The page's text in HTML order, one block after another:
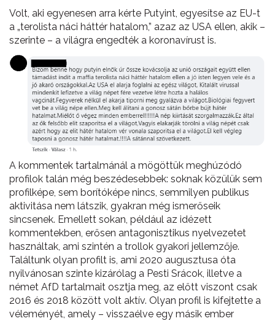
Volt, aki egyenesen arra kérte Putyint, egyesítse az EU-t
a „terolista náci háttér hatalom,” azaz az USA ellen, akik –
szerinte – a világra engedték a koronavírust is.
A kommentek tartalmánál a mögöttük meghúzódó
profilok talán még beszédesebbek: soknak közülük sem
profilképe, sem borítóképe nincs, semmilyen publikus
aktivitása nem látszik, gyakran még ismerőseik
sincsenek. Emellett sokan, például az idézett
kommentekben, erősen antagonisztikus nyelvezetet
használtak, ami szintén a trollok gyakori jellemzője.
Találtunk olyan profilt is, ami 2020 augusztusa óta
nyilvánosan szinte kizárólag a Pesti Srácok, illetve a
német AfD tartalmait osztja meg, az előtt viszont csak
2016 és 2018 között volt aktív. Olyan profil is kifejtette a
véleményét, amely – visszaélve egy másik ember